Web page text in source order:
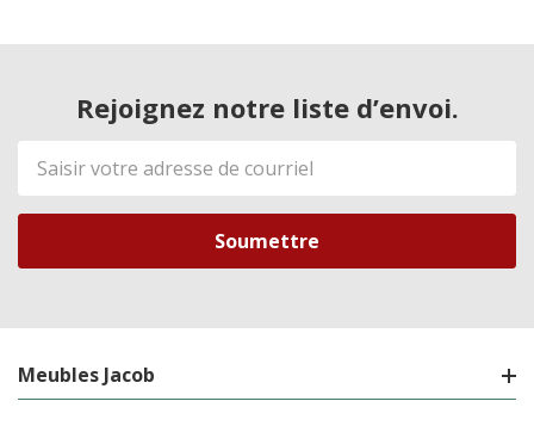
Rejoignez notre liste d’envoi.
Adresse
de
courriel
Meubles Jacob